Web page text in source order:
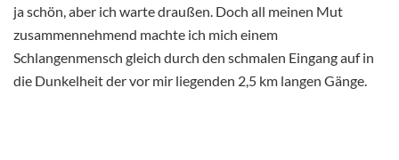
ja schön, aber ich warte draußen. Doch all meinen Mut
zusammennehmend machte ich mich einem
Schlangenmensch gleich durch den schmalen Eingang auf in
die Dunkelheit der vor mir liegenden 2,5 km langen Gänge.